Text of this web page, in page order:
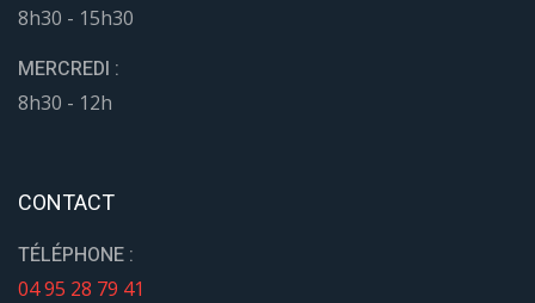
8h30 - 15h30
MERCREDI :
8h30 - 12h
CONTACT
TÉLÉPHONE :
04 95 28 79 41